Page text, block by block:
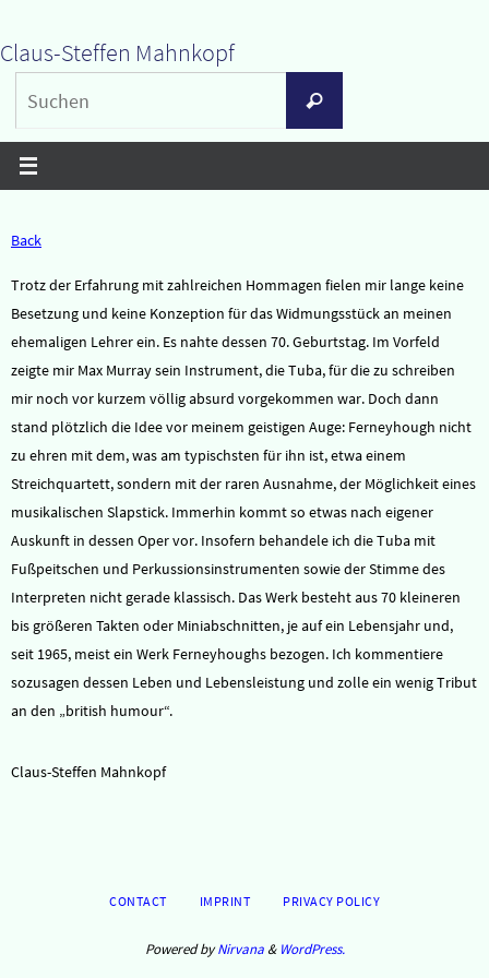
Inhalt
springen
Claus-Steffen Mahnkopf
Suchen
Back
Trotz der Erfahrung mit zahlreichen Hommagen fielen mir lange keine
Besetzung und keine Konzeption für das Widmungsstück an meinen
ehemaligen Lehrer ein. Es nahte dessen 70. Geburtstag. Im Vorfeld
zeigte mir Max Murray sein Instrument, die Tuba, für die zu schreiben
mir noch vor kurzem völlig absurd vorgekommen war. Doch dann
stand plötzlich die Idee vor meinem geistigen Auge: Ferneyhough nicht
zu ehren mit dem, was am typischsten für ihn ist, etwa einem
Streichquartett, sondern mit der raren Ausnahme, der Möglichkeit eines
musikalischen Slapstick. Immerhin kommt so etwas nach eigener
Auskunft in dessen Oper vor. Insofern behandele ich die Tuba mit
Fußpeitschen und Perkussionsinstrumenten sowie der Stimme des
Interpreten nicht gerade klassisch. Das Werk besteht aus 70 kleineren
bis größeren Takten oder Miniabschnitten, je auf ein Lebensjahr und,
seit 1965, meist ein Werk Ferneyhoughs bezogen. Ich kommentiere
sozusagen dessen Leben und Lebensleistung und zolle ein wenig Tribut
an den „british humour“.
Claus-Steffen Mahnkopf
CONTACT IMPRINT PRIVACY POLICY
Powered byNirvana& WordPress.